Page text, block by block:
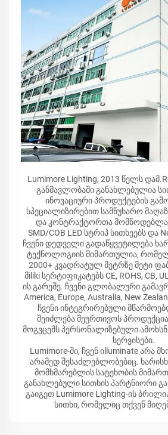
Lumimore Lighting, 2013 წელს
განმავლობაში განახლებულია
ინოვაციური პროდუქტების
სპეციალიზირებით სამწუხარო
და კონტრაქტორთა
SMD/COB LED სტრიპ სითხეებს და
ჩვენი დედველი გადაწყვეტილება
ტექნოლოგიის მიმართულია,
2000+ კვადრატულ მეტრზე მეტი
მiliki სერტიფიკატებს CE, ROHS, CB,
ის გარეშე. ჩვენი გლობალური
America, Europe, Australia, New
ჩვენი ინტეგრირებული
შეიძლება შეურთივოს
მოგვცემს პერსონალიზებული
სერვისები.
Lumimore-ში, ჩვენ იlluminate არა
არამედ შესაძლებლობებიც.
მომხმარებლის სატეხობის
განახლებული სითხის პარტნიორი
გაიგეთ Lumimore Lighting-ის
სითხი, რომელიც თქვენ